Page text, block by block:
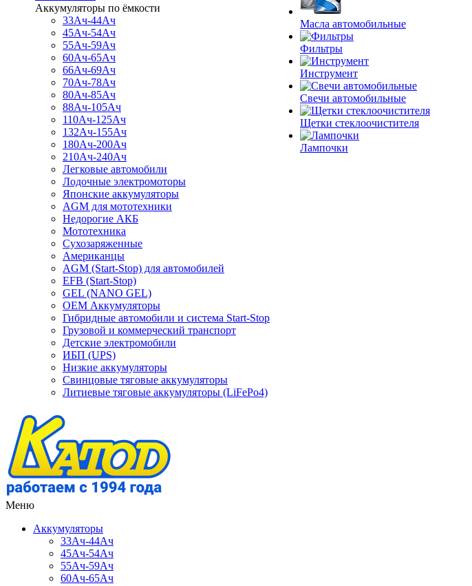
Аккумуляторы по ёмкости
33Ач-44Ач
45Ач-54Ач
55Ач-59Ач
60Ач-65Ач
66Ач-69Ач
70Ач-78Ач
80Ач-85Ач
88Ач-105Ач
110Ач-125Ач
132Ач-155Ач
180Ач-200Ач
210Ач-240Ач
Легковые автомобили
Лодочные электромоторы
Японские аккумуляторы
AGM для мототехники
Недорогие АКБ
Мототехника
Сухозаряженные
Американцы
AGM (Start-Stop) для автомобилей
EFB (Start-Stop)
GEL (NANO GEL)
OEM Аккумуляторы
Гибридные автомобили и система Start-Stop
Грузовой и коммерческий транспорт
Детские электромобили
ИБП (UPS)
Низкие аккумуляторы
Свинцовые тяговые аккумуляторы
Литиевые тяговые аккумуляторы (LiFePo4)
Масла автомобильные
Фильтры
Инструмент
Свечи автомобильные
Щетки стеклоочистителя
Лампочки
Меню
Аккумуляторы
33Ач-44Ач
45Ач-54Ач
55Ач-59Ач
60Ач-65Ач